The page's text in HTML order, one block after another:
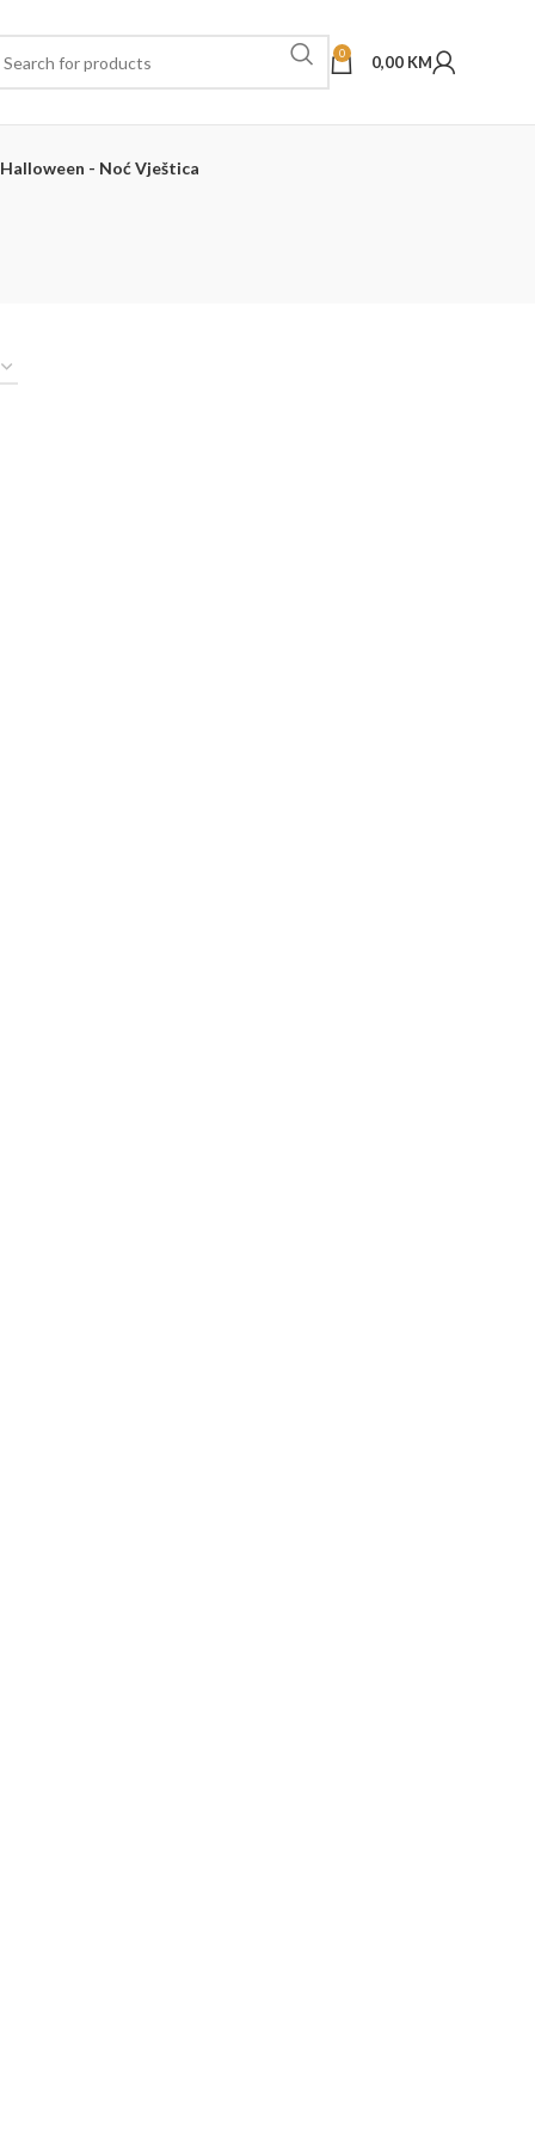
0 0,00 KM
Halloween - Noć Vještica